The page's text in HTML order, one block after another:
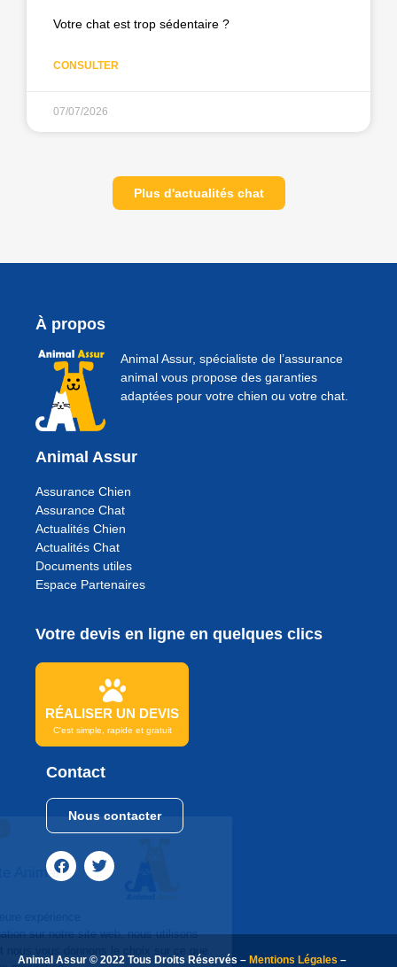
Votre chat est trop sédentaire ?
CONSULTER
07/07/2026
Plus d'actualités chat
À propos
Animal Assur, spécialiste de l’assurance
animal vous propose des garanties
adaptées pour votre chien ou votre chat.
Animal Assur
Assurance Chien
Assurance Chat
Actualités Chien
Actualités Chat
Documents utiles
Espace Partenaires
Votre devis en ligne en quelques clics
RÉALISER UN DEVIS
C'est simple, rapide et gratuit
Contact
Nous contacter
Animal Assur © 2022 Tous Droits Réservés – Mentions Légales –
Continuer sans accepter
Bonjour
Et Bienvenue sur le site Animal
utilisateur lors de votre navigation sur notre site web, nous utilisons
des cookies de navigation, et nous vous donnons le choix sur ce que